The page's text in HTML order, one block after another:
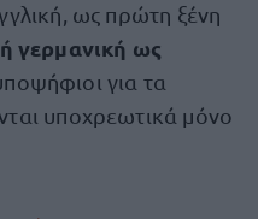
ως πρώτη ξένη
γερμανική ως
για τα
υποχρεωτικά μόνο